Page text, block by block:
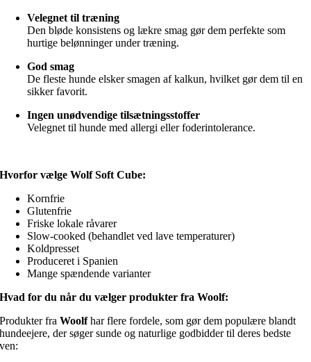
Velegnet til træning
Den bløde konsistens og lækre smag gør dem perfekte som
hurtige belønninger under træning.
God smag
De fleste hunde elsker smagen af kalkun, hvilket gør dem til en
sikker favorit.
Ingen unødvendige tilsætningsstoffer
Velegnet til hunde med allergi eller foderintolerance.
Hvorfor vælge Wolf Soft Cube:
Kornfrie
Glutenfrie
Friske lokale råvarer
Slow-cooked (behandlet ved lave temperaturer)
Koldpresset
Produceret i Spanien
Mange spændende varianter
Hvad for du når du vælger produkter fra Woolf:
Produkter fraWoolfhar flere fordele, som gør dem populære blandt
hundeejere, der søger sunde og naturlige godbidder til deres bedste
ven: